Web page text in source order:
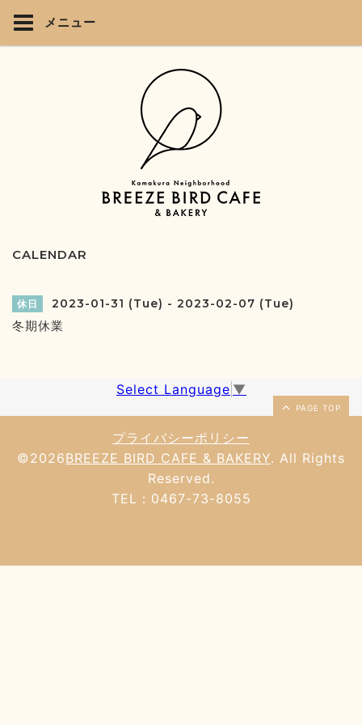
メニュー
CALENDAR
休日 2023-01-31 (Tue) - 2023-02-07 (Tue)
冬期休業
Select Language ▼
PAGE TOP
プライバシーポリシー
©2026BREEZE BIRD CAFE & BAKERY. All Rights
Reserved.
TEL：0467-73-8055